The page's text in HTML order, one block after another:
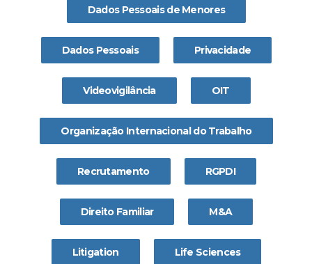
Dados Pessoais de Menores
Dados Pessoais Privacidade
Videovigilância OIT
Organização Internacional do Trabalho
Recrutamento RGPDI
Direito Familiar M&A
Litigation Life Sciences